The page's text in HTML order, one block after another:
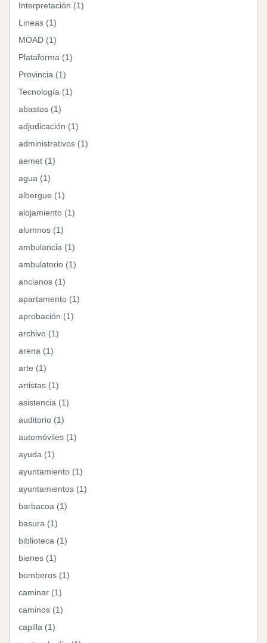
Interpretación (1)
Lineas (1)
MOAD (1)
Plataforma (1)
Provincia (1)
Tecnología (1)
abastos (1)
adjudicación (1)
administrativos (1)
aemet (1)
agua (1)
albergue (1)
alojamiento (1)
alumnos (1)
ambulancia (1)
ambulatorio (1)
ancianos (1)
apartamento (1)
aprobación (1)
archivo (1)
arena (1)
arte (1)
artistas (1)
asistencia (1)
auditorio (1)
automóviles (1)
ayuda (1)
ayuntamiento (1)
ayuntamientos (1)
barbacoa (1)
basura (1)
biblioteca (1)
bienes (1)
bomberos (1)
caminar (1)
caminos (1)
capilla (1)